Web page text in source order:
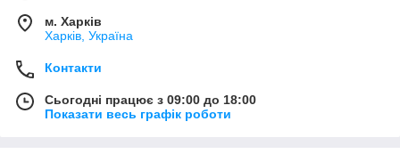
м. Харків
Харків, Україна
Контакти
Сьогодні працює з 09:00 до 18:00
Показати весь графік роботи